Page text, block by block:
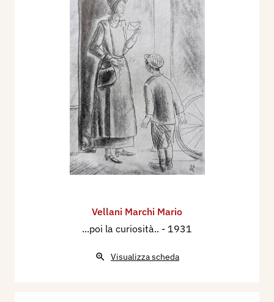
Vellani Marchi Mario
...poi la curiosità.. - 1931
Visualizza scheda